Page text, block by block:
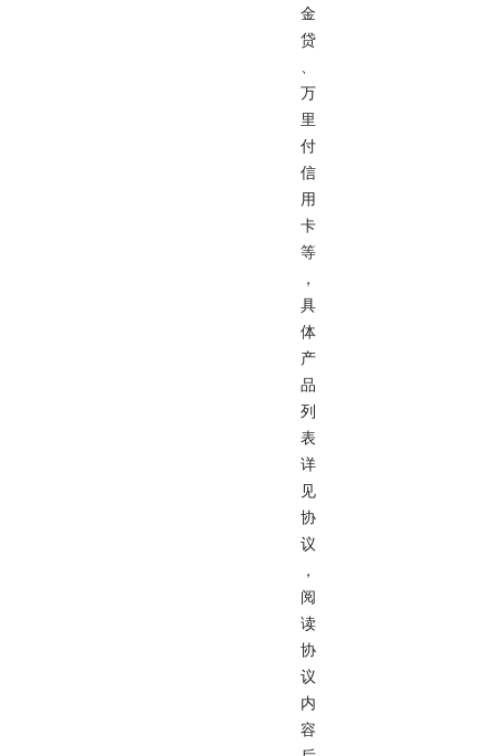
金
贷
万
里
付
信
用
卡
等
，
具
体
产
品
列
表
详
见
协
议
，
阅
读
协
议
内
容